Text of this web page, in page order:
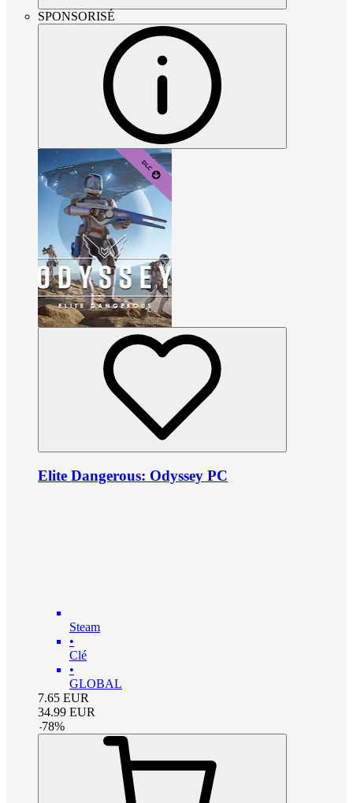
SPONSORISÉ
Elite Dangerous: Odyssey PC
Steam
•
Clé
•
GLOBAL
7.65 EUR
34.99 EUR
-78%